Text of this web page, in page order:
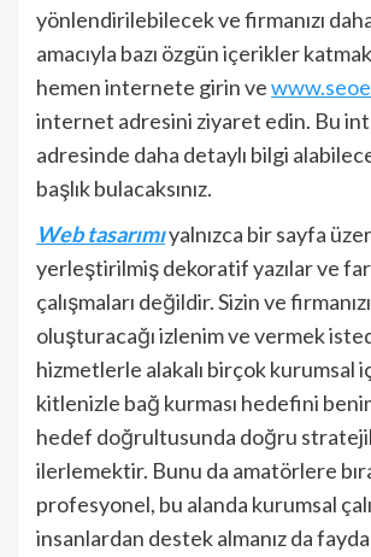
yönlendirilebilecek ve firmanızı
amacıyla bazı özgün içerikler
hemen internete girin ve
internet adresini ziyaret edin. Bu
adresinde daha detaylı bilgi
başlık bulacaksınız.
Web tasarımıyalnızca bir sayfa
yerleştirilmiş dekoratif yazılar ve
çalışmaları değildir. Sizin ve
oluşturacağı izlenim ve vermek
hizmetlerle alakalı birçok kurumsal
kitlenizle bağ kurması hedefini
hedef doğrultusunda doğru
ilerlemektir. Bunu da amatörlere
profesyonel, bu alanda kurumsal
insanlardan destek almanız da fayda